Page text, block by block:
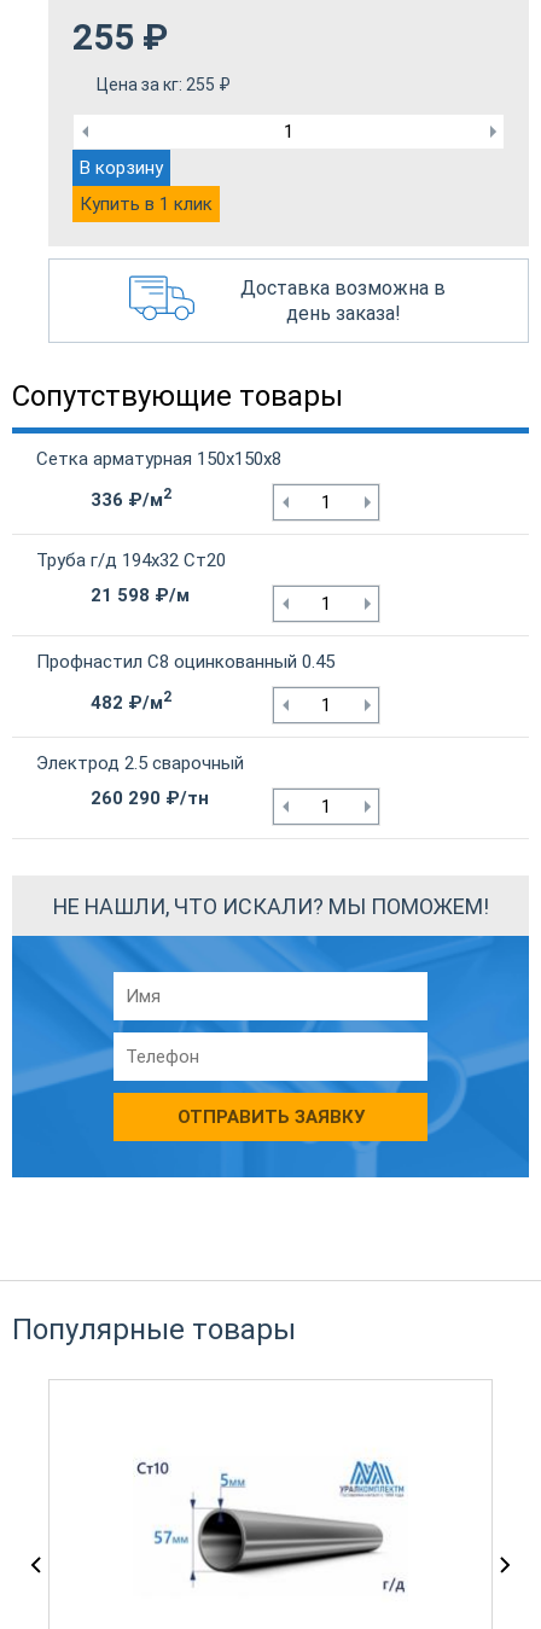
255 ₽
Цена за кг: 255 ₽
В корзину
Купить в 1 клик
Доставка возможна в
день заказа!
Сопутствующие товары
Сетка арматурная 150х150х8
336 ₽/м2
Труба г/д 194х32 Ст20
21 598 ₽/м
Профнастил С8 оцинкованный 0.45
482 ₽/м2
Электрод 2.5 сварочный
260 290 ₽/тн
НЕ НАШЛИ, ЧТО ИСКАЛИ? МЫ ПОМОЖЕМ!
ОТПРАВИТЬ ЗАЯВКУ
Популярные товары